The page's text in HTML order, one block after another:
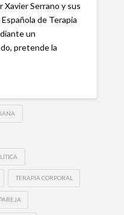
Xavier Serrano y sus
de Terapia
un
pretende la
TERAPIA CORPORAL